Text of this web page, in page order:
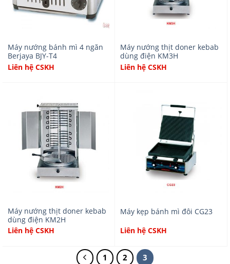
Máy nướng bánh mì 4 ngăn
Berjaya BJY-T4
Liên hệ CSKH
Máy nướng thịt doner kebab
dùng điện KM3H
Liên hệ CSKH
Máy nướng thịt doner kebab
dùng điện KM2H
Liên hệ CSKH
Máy kẹp bánh mì đôi CG23
Liên hệ CSKH
1 2 3